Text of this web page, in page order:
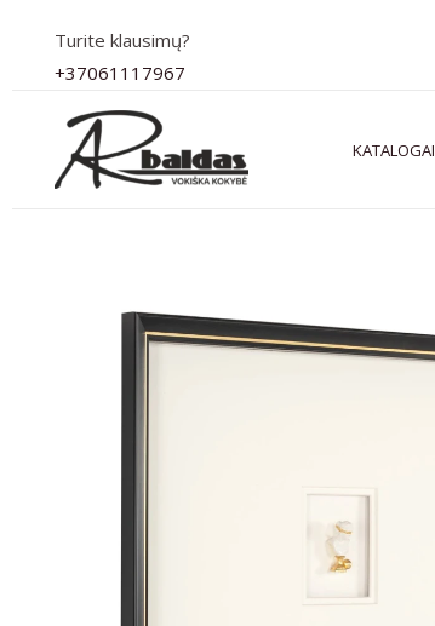
turinio
Turite klausimų?
+37061117967
KATALOGAI